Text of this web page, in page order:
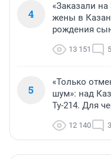
4
«Заказали
жены в
рождения
13 151 5
5
«Только
шум»: над
Ту-214. Для
12 140 3